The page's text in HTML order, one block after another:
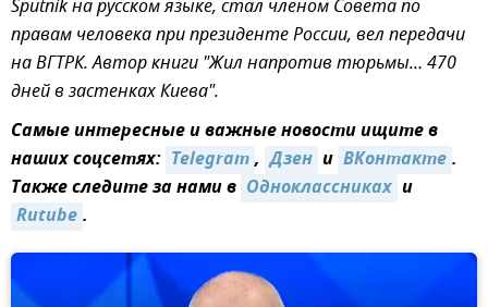
Sputnik на русском языке, стал членом Совета по
правам человека при президенте России, вел передачи
на ВГТРК. Автор книги "Жил напротив тюрьмы… 470
дней в застенках Киева".
Самые интересные и важные новости ищите в
наших соцсетях: Telegram, Дзен и ВКонтакте.
Также следите за нами в Одноклассниках и
Rutube.